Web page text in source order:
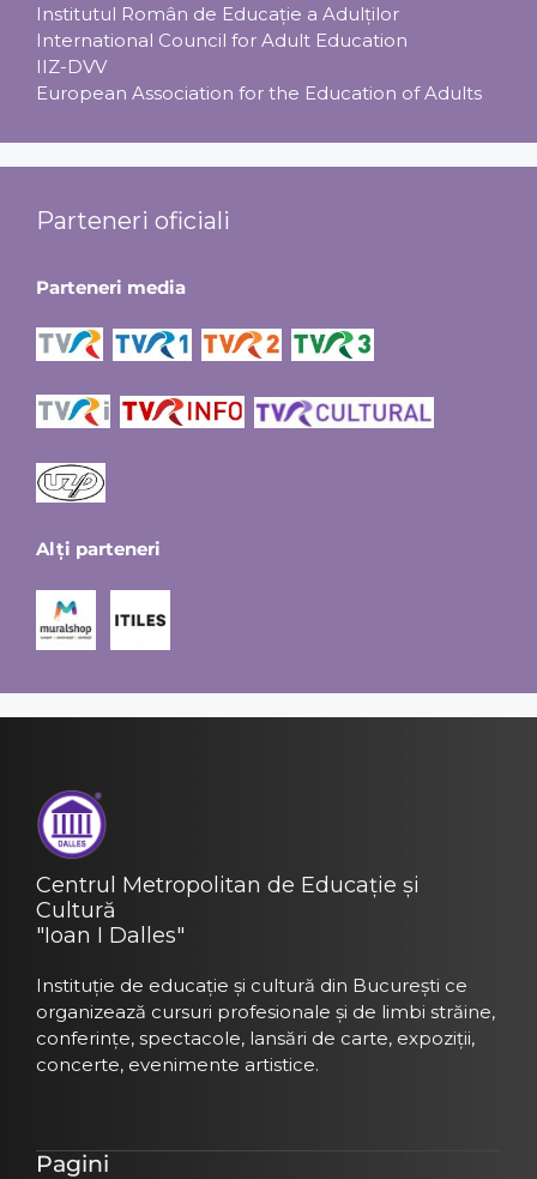
Institutul Român de Educaţie a Adulţilor
International Council for Adult Education
IIZ-DVV
European Association for the Education of Adults
Parteneri oficiali
Parteneri media
Alți parteneri
Centrul Metropolitan de Educație și
Cultură
"Ioan I Dalles"
Instituție de educație și cultură din București ce
organizează cursuri profesionale și de limbi străine,
conferințe, spectacole, lansări de carte, expoziții,
concerte, evenimente artistice.
Pagini